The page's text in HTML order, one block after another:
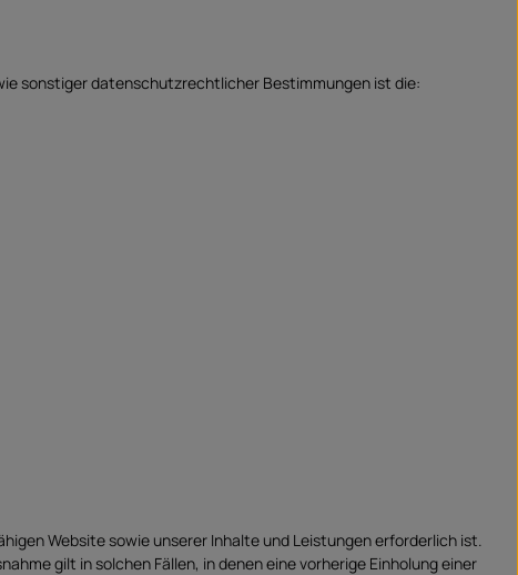
sonstiger datenschutzrechtlicher Bestimmungen ist die:
Website sowie unserer Inhalte und Leistungen erforderlich ist.
gilt in solchen Fällen, in denen eine vorherige Einholung einer